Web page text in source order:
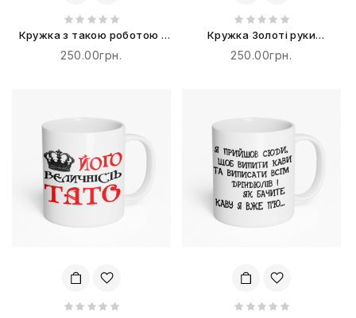
Кружка з такою роботою і
секс не потрібен
250.00грн.
Кружка Золоті руки
тримають це горнятко
250.00грн.